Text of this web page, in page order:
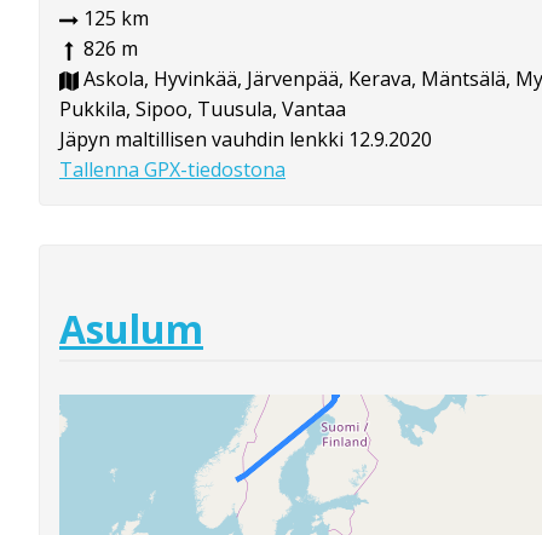
125 km
826 m
Askola, Hyvinkää, Järvenpää, Kerava, Mäntsälä,
Pukkila, Sipoo, Tuusula, Vantaa
Jäpyn maltillisen vauhdin lenkki 12.9.2020
Tallenna GPX-tiedostona
Asulum